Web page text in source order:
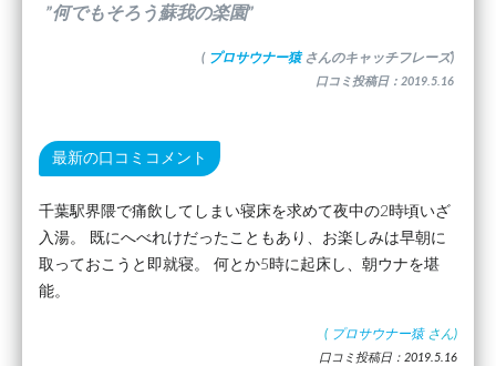
”何でもそろう蘇我の楽園”
( プロサウナー猿 さんのキャッチフレーズ)
口コミ投稿日：2019.5.16
最新の口コミコメント
千葉駅界隈で痛飲してしまい寝床を求めて夜中の2時頃いざ
入湯。 既にへべれけだったこともあり、お楽しみは早朝に
取っておこうと即就寝。 何とか5時に起床し、朝ウナを堪
能。
( プロサウナー猿 さん)
口コミ投稿日：2019.5.16